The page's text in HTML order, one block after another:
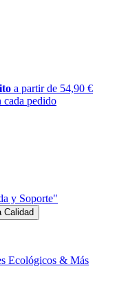
a partir de 54,90 €
cada pedido
y Soporte"
Ecológicos & Más